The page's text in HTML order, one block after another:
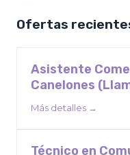
Ofertas
Asistente
Canelones
Más detalles
Técnico en